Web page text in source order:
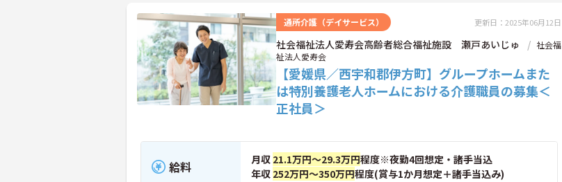
通所介護（デイサービス） 更新日：2025年06月12日
社会福祉法人愛寿会高齢者総合福祉施設 瀬戸あいじゅ
社会福
祉法人愛寿会
【愛媛県／西宇和郡伊方町】グループホームまた
は特別養護老人ホームにおける介護職員の募集＜
正社員＞
給料 月収 21.1万円～29.3万円程度※夜勤4回想定・諸手当込
年収 252万円～350万円程度(賞与1か月想定＋諸手当込み)